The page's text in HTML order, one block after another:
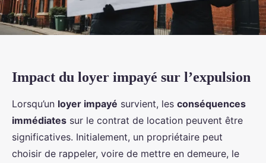
Impact du loyer impayé sur l’expulsion
Lorsqu’un loyer impayé survient, les conséquences
immédiates sur le contrat de location peuvent être
significatives. Initialement, un propriétaire peut
choisir de rappeler, voire de mettre en demeure, le